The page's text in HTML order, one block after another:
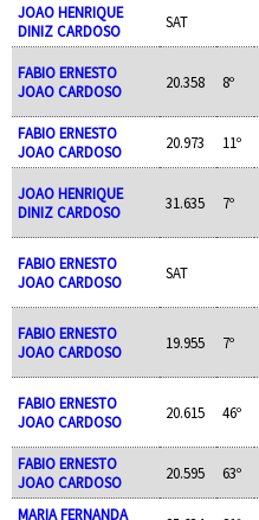
JOAO HENRIQUE
DINIZ CARDOSO
SAT
FABIO ERNESTO
JOAO CARDOSO
20.358 8º
FABIO ERNESTO
JOAO CARDOSO
20.973 11º
JOAO HENRIQUE
DINIZ CARDOSO
31.635 7º
FABIO ERNESTO
JOAO CARDOSO
SAT
FABIO ERNESTO
JOAO CARDOSO
19.955 7º
FABIO ERNESTO
JOAO CARDOSO
20.615 46º
FABIO ERNESTO
JOAO CARDOSO
20.595 63º
MARIA FERNANDA